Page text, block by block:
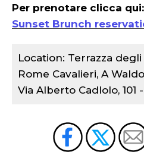
Per prenotare clicca qui:
Sunset Brunch
Location: Terrazza degli
Rome Cavalieri, A
Via Alberto Cadlolo, 101